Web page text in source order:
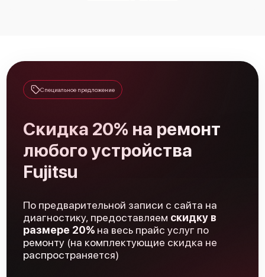
Fujitsu ABYG36KRTA
Fujitsu AUXG30KRLB
Специальное предложение
Скидка 20% на ремонт
любого устройства
Fujitsu
По предварительной записи с сайта на
диагностику, предоставляем скидку в
размере 20% на весь прайс услуг по
ремонту (на комплектующие скидка не
распространяется)